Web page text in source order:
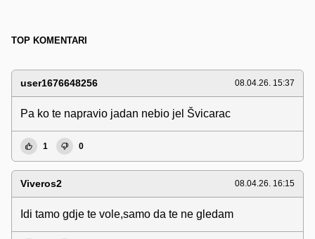
TOP KOMENTARI
user1676648256 08.04.26. 15:37
Pa ko te napravio jadan nebio jel Švicarac
1 0
Viveros2 08.04.26. 16:15
Idi tamo gdje te vole,samo da te ne gledam